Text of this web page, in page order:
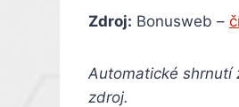
Zdroj: Bonusweb –
Automatické shrnutí
zdroj.